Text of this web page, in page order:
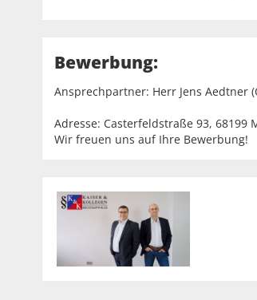
Bewerbung:
Ansprechpartner: Herr Jens Aedtner
Adresse: Casterfeldstraße 93, 68199
Wir freuen uns auf Ihre Bewerbung!